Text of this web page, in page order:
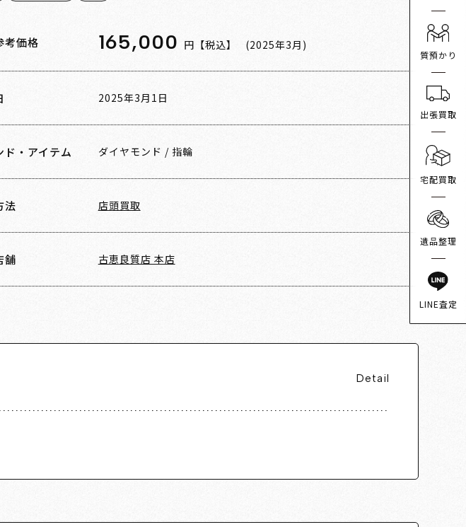
考価格 165,000 円【税込】 (2025年3月)
2025年3月1日
ド・アイテム ダイヤモンド / 指輪
法 店頭買取
舗 古恵良質店 本店
Detail
質預かり
出張買取
宅配買取
遺品整理
LINE査定